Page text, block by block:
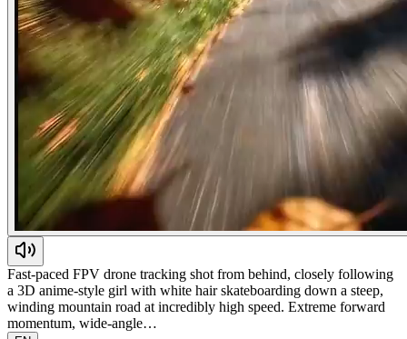
Fast-paced FPV drone tracking shot from behind, closely following
a 3D anime-style girl with white hair skateboarding down a steep,
winding mountain road at incredibly high speed. Extreme forward
momentum, wide-angle…